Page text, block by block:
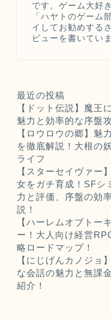
です。ゲーム大好
「ハヤトのゲーム
イしてお勧めする
ビューを書いていま
最近の投稿
【ドット伝説】魔王
魅力と効率的な序盤
【ロウロウの郷】魅
を徹底解説！大根の
ライフ
【スターセイヴァー
女をガチ育成！SFシ
力と評価、序盤の効
説！
【ハーレムオブトー
ー！大人向け経営
略ロードマップ！
【にじげんカノジョ
な会話の魅力と無課
紹介！